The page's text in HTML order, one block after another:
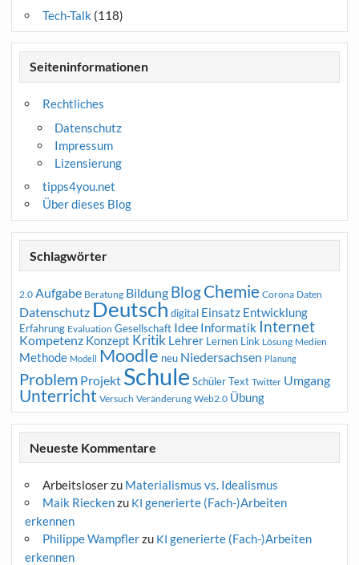
Tech-Talk (118)
Seiteninformationen
Rechtliches
Datenschutz
Impressum
Lizensierung
tipps4you.net
Über dieses Blog
Schlagwörter
2.0 Aufgabe Beratung Bildung BlogChemie Corona Daten
Datenschutz Deutsch digital Einsatz Entwicklung
Erfahrung Evaluation Gesellschaft Idee Informatik Internet
Kompetenz Konzept Kritik Lehrer Lernen Link Lösung Medien
Methode Modell Moodle neu Niedersachsen Planung
Problem Projekt Schule Schüler Text Twitter Umgang
Unterricht Versuch Veränderung Web2.0 Übung
Neueste Kommentare
Arbeitsloserzu Materialismus vs. Idealismus
Maik Rieckenzu KI generierte (Fach-)Arbeiten
erkennen
Philippe Wampflerzu KI generierte (Fach-)Arbeiten
erkennen